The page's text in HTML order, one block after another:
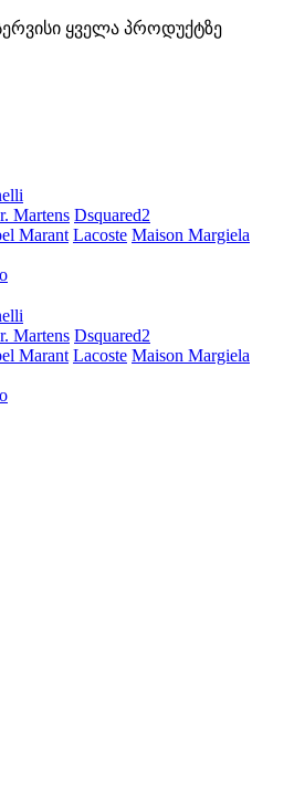
ყველა პროდუქტზე
Martens Dsquared2
Marant Lacoste Maison Margiela
Martens Dsquared2
Marant Lacoste Maison Margiela